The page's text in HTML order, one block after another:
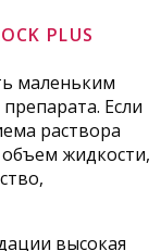
PLUS
маленьким
Если
раствора
жидкости,
высокая